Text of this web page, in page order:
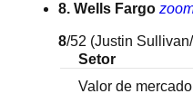
8. Wells Fargo
8/52 (Justin
Setor
Valor de mercado